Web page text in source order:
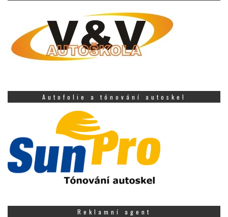
Autofolie a tónování autoskel
Reklamní agent